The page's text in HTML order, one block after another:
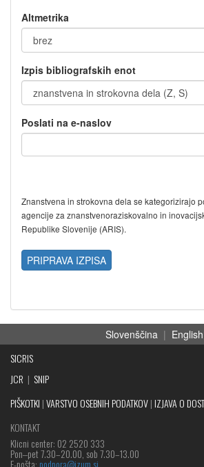
Altmetrika
Izpis bibliografskih enot
Poslati na e-naslov
Znanstvena in strokovna dela se kategorizirajo
agencije za znanstvenoraziskovalno in
Republike Slovenije (ARIS).
PRIPRAVA IZPISA
Slovenščina | English
SICRIS
JCR | SNIP
PIŠKOTKI |VARSTVO OSEBNIH PODATKOV| IZJAVA O
KONTAKT
Klicni center: 02 2520 333
Pon‒pet 7.30–20.00, sob 7.30–13.00
E-pošta: podpora@izum.si